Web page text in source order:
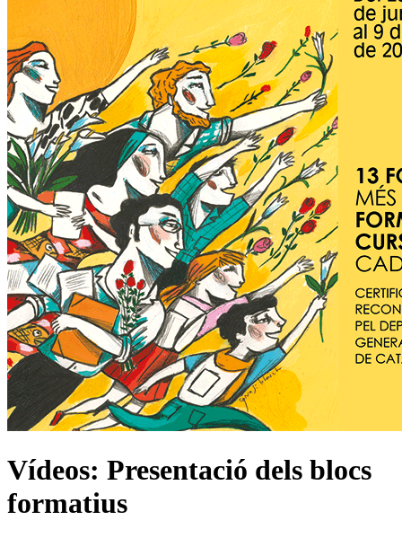
Vídeos: Presentació dels blocs
formatius